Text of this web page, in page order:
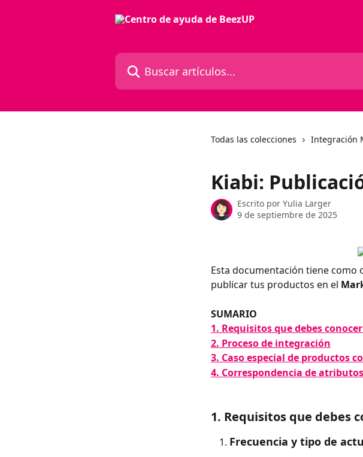
Buscar artículos...
Todas las colecciones Integración
Kiabi:
Escrito por Yulia Larger
9 de septiembre de 2025
Esta documentación tiene
publicar tus productos en el
SUMARIO
1. Requisitos que debes
2. Proceso de integración
3. Caso especial de productos
4. Correspondencia de atributos
1. Requisitos que debes
Frecuencia y tipo de